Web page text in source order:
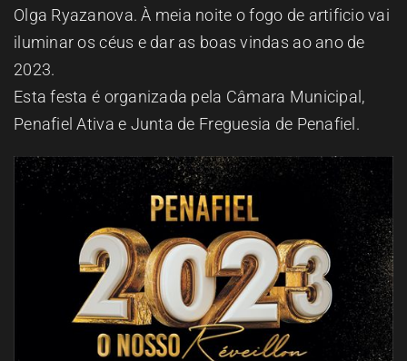
Olga Ryazanova. À meia noite o fogo de artificio vai
iluminar os céus e dar as boas vindas ao ano de
2023.
Esta festa é organizada pela Câmara Municipal,
Penafiel Ativa e Junta de Freguesia de Penafiel.